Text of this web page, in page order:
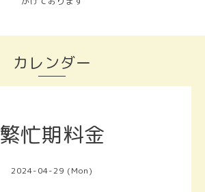
カレンダー
繁忙期料金
2024-04-29 (Mon)